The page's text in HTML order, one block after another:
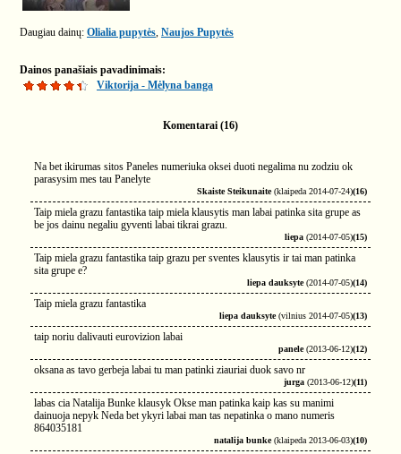
Daugiau dainų: Olialia pupytės, Naujos Pupytės
Dainos panašiais pavadinimais:
Viktorija - Mėlyna banga
Komentarai (16)
Na bet ikirumas sitos Paneles numeriuka oksei duoti negalima nu zodziu ok
parasysim mes tau Panelyte
Skaiste Steikunaite(klaipeda 2014-07-24)(16)
Taip miela grazu fantastika taip miela klausytis man labai patinka sita grupe as
be jos dainu negaliu gyventi labai tikrai grazu.
liepa (2014-07-05)(15)
Taip miela grazu fantastika taip grazu per sventes klausytis ir tai man patinka
sita grupe e?
liepa dauksyte(2014-07-05)(14)
Taip miela grazu fantastika
liepa dauksyte(vilnius 2014-07-05)(13)
taip noriu dalivauti eurovizion labai
panele(2013-06-12)(12)
oksana as tavo gerbeja labai tu man patinki ziauriai duok savo nr
jurga (2013-06-12)(11)
labas cia Natalija Bunke klausyk Okse man patinka kaip kas su manimi
dainuoja nepyk Neda bet ykyri labai man tas nepatinka o mano numeris
864035181
natalija bunke(klaipeda 2013-06-03)(10)